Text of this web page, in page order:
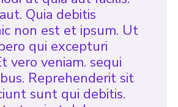
Quia debitis
non est et ipsum. Ut
qui excepturi
vero veniam. sequi
Reprehenderit sit
sunt qui debitis.